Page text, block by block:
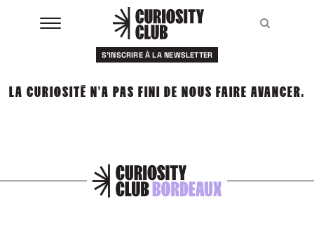
S'INSCRIRE À LA NEWSLETTER
LA CURIOSITÉ N'A PAS FINI DE NOUS FAIRE AVANCER.